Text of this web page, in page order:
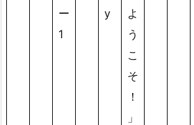
ー
1
y
よ
う
こ
そ
！
」